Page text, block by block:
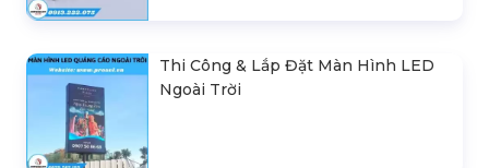
Thi Công & Lắp Đặt Màn Hình LED
Ngoài Trời